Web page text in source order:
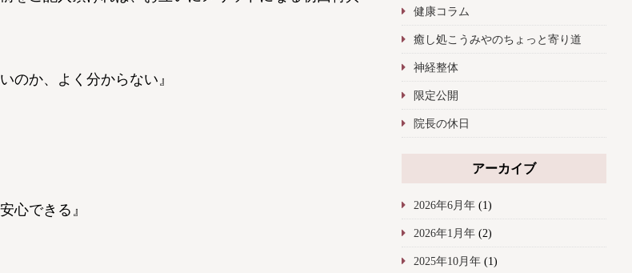
のか、よく分からない』
心できる』
健康コラム
癒し処こうみやのちょっと寄り道
神経整体
限定公開
院長の休日
アーカイブ
2026年6月年(1)
2026年1月年(2)
2025年10月年(1)